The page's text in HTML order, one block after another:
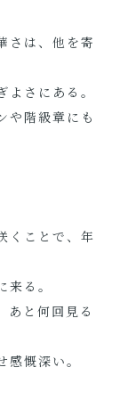
さは、他を寄
さにある。
や階級章にも
くことで、年
る。
あと何回見る
慨深い。